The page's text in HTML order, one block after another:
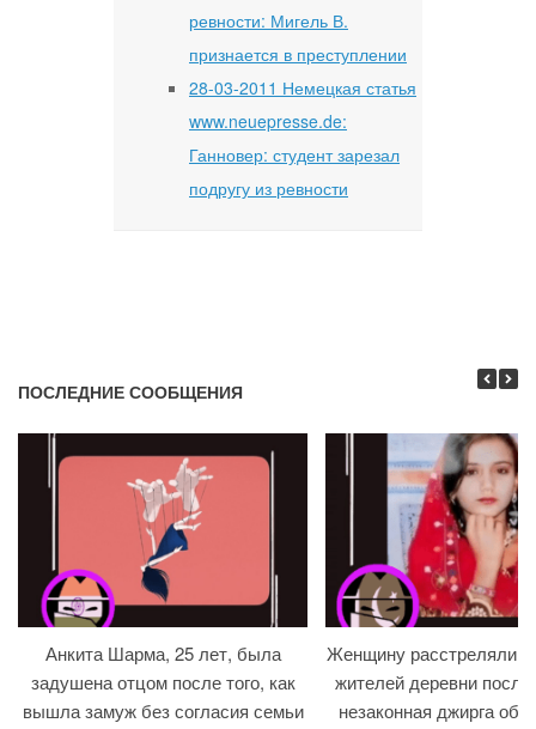
ревности: Мигель В.
признается в преступлении
28-03-2011 Немецкая статья
www.neuepresse.de:
Ганновер: студент зарезал
подругу из ревности
ПОСЛЕДНИЕ СООБЩЕНИЯ
Анкита Шарма, 25 лет, была
задушена отцом после того, как
вышла замуж без согласия семьи
Женщину расстреляли
жителей деревни после
незаконная джирга